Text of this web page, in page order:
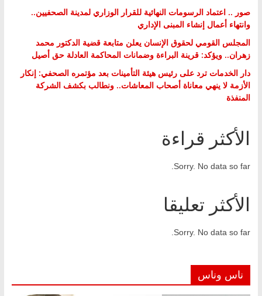
صور .. اعتماد الرسومات النهائية للقرار الوزاري لمدينة الصحفيين..
وانتهاء أعمال إنشاء المبنى الإداري
المجلس القومي لحقوق الإنسان يعلن متابعة قضية الدكتور محمد
زهران.. ويؤكد: قرينة البراءة وضمانات المحاكمة العادلة حق أصيل
دار الخدمات ترد على رئيس هيئة التأمينات بعد مؤتمره الصحفي: إنكار
الأزمة لا ينهي معاناة أصحاب المعاشات.. ونطالب بكشف الشركة
المنفذة
الأكثر قراءة
Sorry. No data so far.
الأكثر تعليقا
Sorry. No data so far.
ناس وناس